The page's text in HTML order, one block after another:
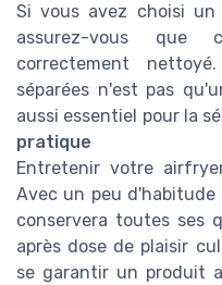
Si vous avez choisi
assurez-vous que
correctement
séparées n'est pas
aussi essentiel pour la
pratique
Entretenir votre
Avec un peu
conservera toutes ses
après dose de plaisir
se garantir un produit